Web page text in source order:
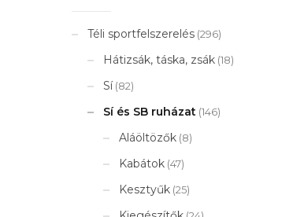
Téli sportfelszerelés (296)
Hátizsák, táska, zsák (18)
Sí (82)
Sí és SB ruházat (146)
Aláöltözők (8)
Kabátok (47)
Kesztyűk (25)